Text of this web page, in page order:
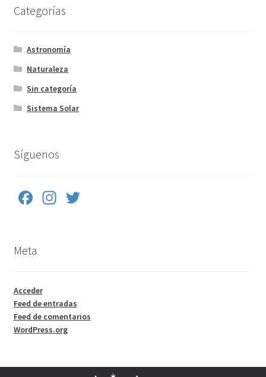
Categorías
Astronomía
Naturaleza
Sin categoría
Sistema Solar
Síguenos
Fa
o
k
In
Meta
Acceder
Feed de entradas
Feed de comentarios
WordPress.org